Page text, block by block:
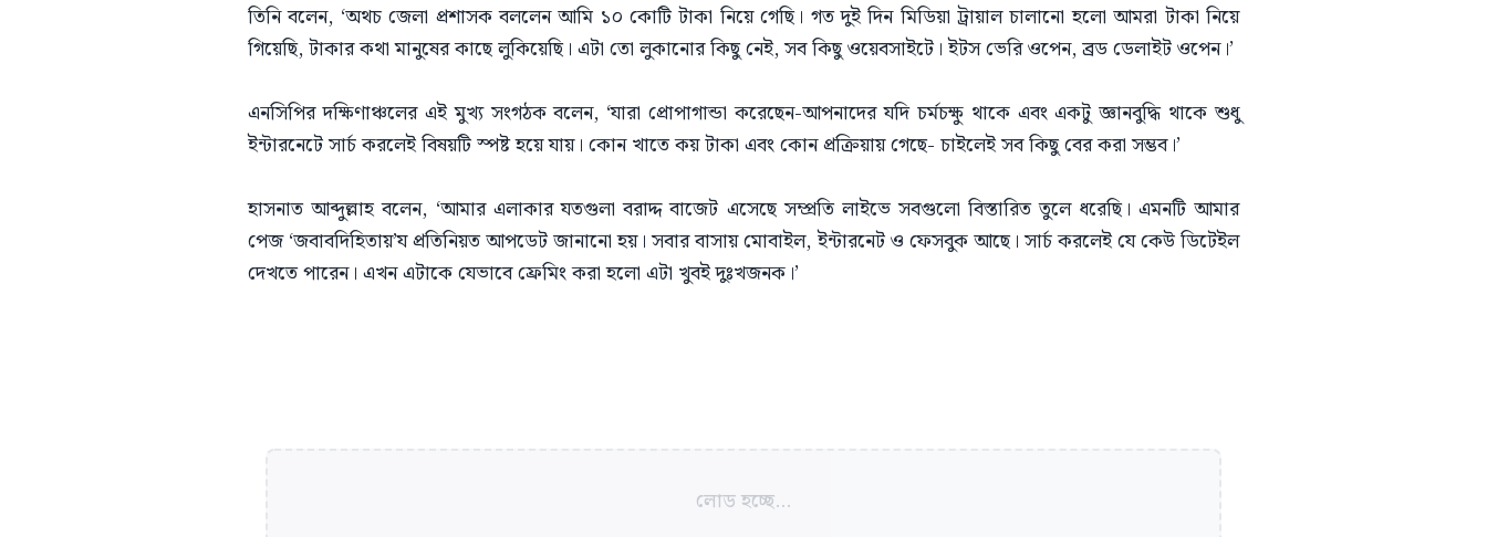
তিনি বলেন, ‘অথচ জেলা প্রশাসক বললেন আমি ১০ কোটি টাকা নিয়ে গেছি। গত দুই দিন মিডিয়া ট্রায়াল চালানো হলো আমরা টাকা নিয়ে
গিয়েছি, টাকার কথা মানুষের কাছে লুকিয়েছি। এটা তো লুকানোর কিছু নেই, সব কিছু ওয়েবসাইটে। ইটস ভেরি ওপেন, ব্রড ডেলাইট ওপেন।’
এনসিপির দক্ষিণাঞ্চলের এই মুখ্য সংগঠক বলেন, ‘যারা প্রোপাগান্ডা করেছেন-আপনাদের যদি চর্মচক্ষু থাকে এবং একটু জ্ঞানবুদ্ধি থাকে শুধু
ইন্টারনেটে সার্চ করলেই বিষয়টি স্পষ্ট হয়ে যায়। কোন খাতে কয় টাকা এবং কোন প্রক্রিয়ায় গেছে- চাইলেই সব কিছু বের করা সম্ভব।’
হাসনাত আব্দুল্লাহ বলেন, ‘আমার এলাকার যতগুলা বরাদ্দ বাজেট এসেছে সম্প্রতি লাইভে সবগুলো বিস্তারিত তুলে ধরেছি। এমনটি আমার
পেজ ‘জবাবদিহিতায়’য প্রতিনিয়ত আপডেট জানানো হয়। সবার বাসায় মোবাইল, ইন্টারনেট ও ফেসবুক আছে। সার্চ করলেই যে কেউ ডিটেইল
দেখতে পারেন। এখন এটাকে যেভাবে ফ্রেমিং করা হলো এটা খুবই দুঃখজনক।’
লোড হচ্ছে...